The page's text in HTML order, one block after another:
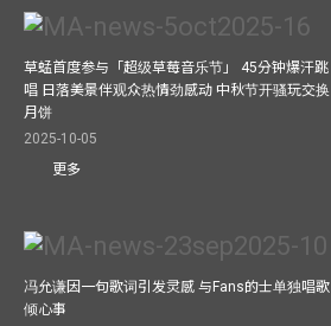
草蜢首度参与「超级草莓音乐节」 45分钟爆汗跳
唱 日落美景伴观众热情劲感动 中秋节开骚玩交换
月饼
2025-10-05
更多
冯允谦因一句歌词引发灵感 与Fans的士单独唱歌
倾心事